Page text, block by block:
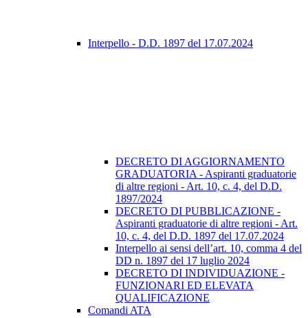
Interpello - D.D. 1897 del 17.07.2024
DECRETO DI AGGIORNAMENTO
GRADUATORIA - Aspiranti graduatorie
di altre regioni - Art. 10, c. 4, del D.D.
1897/2024
DECRETO DI PUBBLICAZIONE -
Aspiranti graduatorie di altre regioni - Art.
10, c. 4, del D.D. 1897 del 17.07.2024
Interpello ai sensi dell’art. 10, comma 4 del
DD n. 1897 del 17 luglio 2024
DECRETO DI INDIVIDUAZIONE -
FUNZIONARI ED ELEVATA
QUALIFICAZIONE
Comandi ATA